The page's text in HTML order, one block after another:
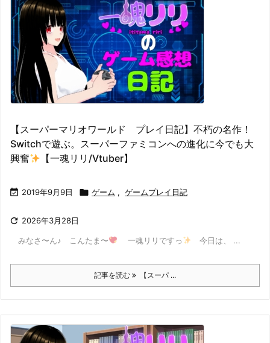
【スーパーマリオワールド プレイ日記】不朽の名作！
Switchで遊ぶ。スーパーファミコンへの進化に今でも大
興奮
【一魂リリ/Vtuber】
 2019年9月9日  ゲーム , ゲームプレイ日記
 2026年3月28日
みなさ〜ん♪ こんたま〜 一魂リリですっ ​ 今日は、 ...
記事を読む 【スーパ ...